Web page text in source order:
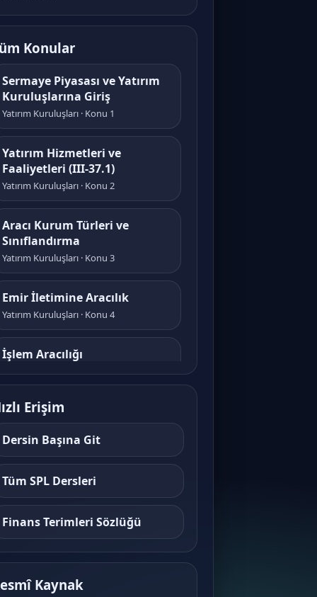
Konular
Sermaye Piyasası ve Yatırım
Kuruluşlarına Giriş
Yatırım Kuruluşları · Konu 1
Yatırım Hizmetleri ve
Faaliyetleri (III-37.1)
Yatırım Kuruluşları · Konu 2
Aracı Kurum Türleri ve
Sınıflandırma
Yatırım Kuruluşları · Konu 3
Emir İletimine Aracılık
Yatırım Kuruluşları · Konu 4
İşlem Aracılığı
Portföy Aracılığı
Türev Araçlar ve Tezgahüstü
İşlemler
Yatırım Kuruluşları · Konu 7
Kaldıraçlı İşlemler (Forex)
Yatırım Kuruluşları · Konu 8
Erişim
Dersin Başına Git
Tüm SPL Dersleri
Finans Terimleri Sözlüğü
Kaynak